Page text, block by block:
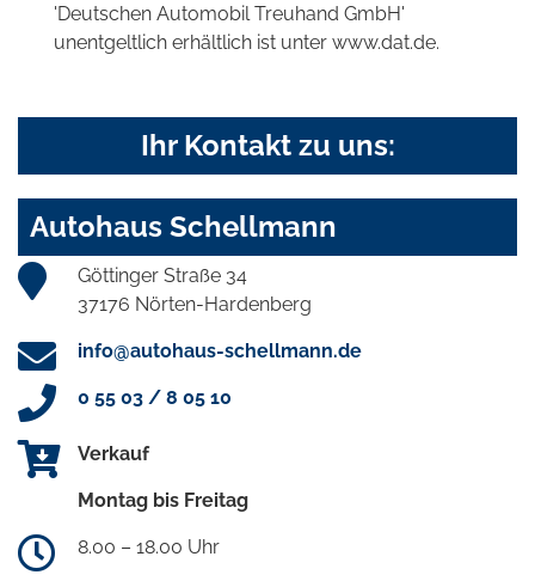
'Deutschen Automobil Treuhand GmbH'
unentgeltlich erhältlich ist unter www.dat.de.
Ihr Kontakt zu uns:
Autohaus Schellmann
Göttinger Straße 34
37176 Nörten-Hardenberg
info@autohaus-schellmann.de
0 55 03 / 8 05 10
Verkauf
Montag bis Freitag
8.00 – 18.00 Uhr